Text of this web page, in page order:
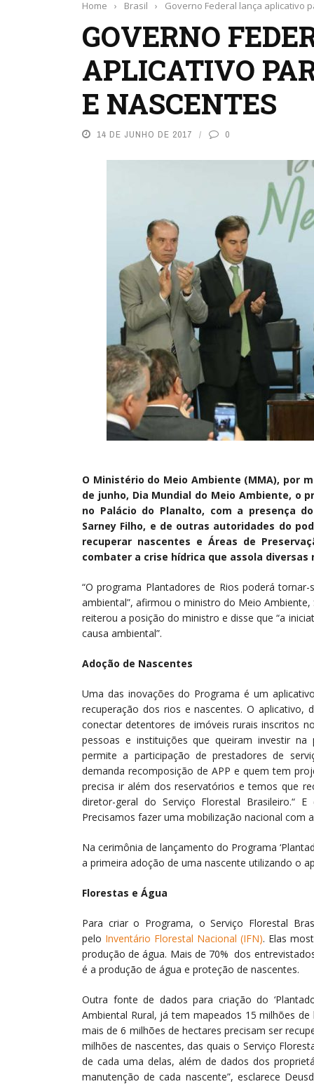
Home › Brasil › Governo Federal lança aplicativo
GOVERNO
APLICATIVO
E NASCENTES
14 DE JUNHO DE 2017 0
O Ministério do Meio Ambiente (MMA), por
de junho, Dia Mundial do Meio Ambiente, o
no Palácio do Planalto, com a presença
Sarney Filho, e de outras autoridades do
recuperar nascentes e Áreas de
combater a crise hídrica que assola diversas
“O programa Plantadores de Rios poderá
ambiental”, afirmou o ministro do Meio
reiterou a posição do ministro e disse que “a
causa ambiental”.
Adoção de Nascentes
Uma das inovações do Programa é um
recuperação dos rios e nascentes. O aplicativo,
conectar detentores de imóveis rurais inscritos
pessoas e instituições que queiram investir
permite a participação de prestadores de
demanda recomposição de APP e quem tem
precisa ir além dos reservatórios e temos que
diretor-geral do Serviço Florestal
Precisamos fazer uma mobilização nacional com
Na cerimônia de lançamento do Programa
a primeira adoção de uma nascente utilizando o
Florestas e Água
Para criar o Programa, o Serviço Florestal
pelo Inventário Florestal Nacional (IFN). Elas
produção de água. Mais de 70% dos
é a produção de água e proteção de nascentes.
Outra fonte de dados para criação do
Ambiental Rural, já tem mapeados 15 milhões
mais de 6 milhões de hectares precisam ser
milhões de nascentes, das quais o Serviço
de cada uma delas, além de dados dos
manutenção de cada nascente”, esclarece